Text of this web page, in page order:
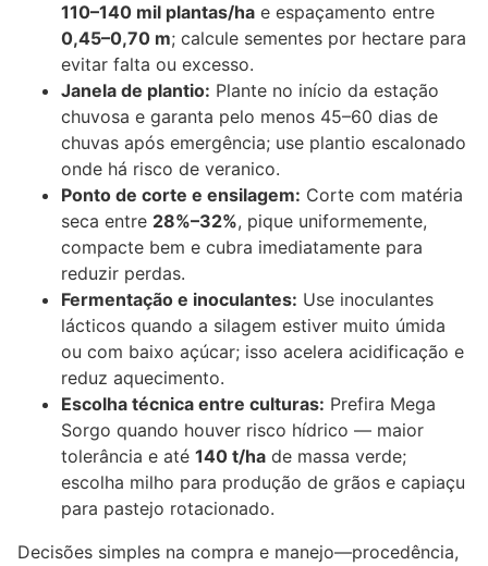
110–140 mil plantas/ha e espaçamento entre
0,45–0,70 m; calcule sementes por hectare para
evitar falta ou excesso.
Janela de plantio: Plante no início da estação
chuvosa e garanta pelo menos 45–60 dias de
chuvas após emergência; use plantio escalonado
onde há risco de veranico.
Ponto de corte e ensilagem: Corte com matéria
seca entre 28%–32%, pique uniformemente,
compacte bem e cubra imediatamente para
reduzir perdas.
Fermentação e inoculantes: Use inoculantes
lácticos quando a silagem estiver muito úmida
ou com baixo açúcar; isso acelera acidificação e
reduz aquecimento.
Escolha técnica entre culturas: Prefira Mega
Sorgo quando houver risco hídrico — maior
tolerância e até 140 t/ha de massa verde;
escolha milho para produção de grãos e capiaçu
para pastejo rotacionado.
Decisões simples na compra e manejo—procedência,